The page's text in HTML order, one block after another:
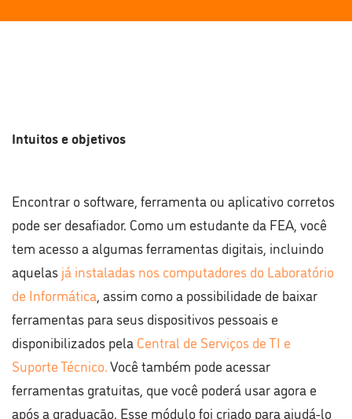
Intuitos e objetivos
Encontrar o software, ferramenta ou aplicativo corretos
pode ser desafiador. Como um estudante da FEA, você
tem acesso a algumas ferramentas digitais, incluindo
aquelas já instaladas nos computadores do Laboratório
de Informática, assim como a possibilidade de baixar
ferramentas para seus dispositivos pessoais e
disponibilizados pela Central de Serviços de TI e
Suporte Técnico.Você também pode acessar
ferramentas gratuitas, que você poderá usar agora e
após a graduação. Esse módulo foi criado para ajudá-lo